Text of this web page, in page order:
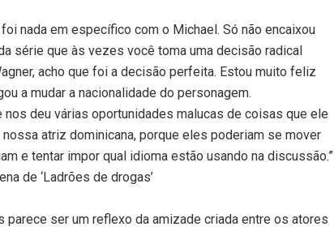
nada em específico com o Michael. Só não encaixou
série que às vezes você toma uma decisão radical
acho que foi a decisão perfeita. Estou muito feliz
a mudar a nacionalidade do personagem.
nos deu várias oportunidades malucas de coisas que ele
atriz dominicana, porque eles poderiam se mover
e tentar impor qual idioma estão usando na discussão.”
de ‘Ladrões de drogas’
ser um reflexo da amizade criada entre os atores